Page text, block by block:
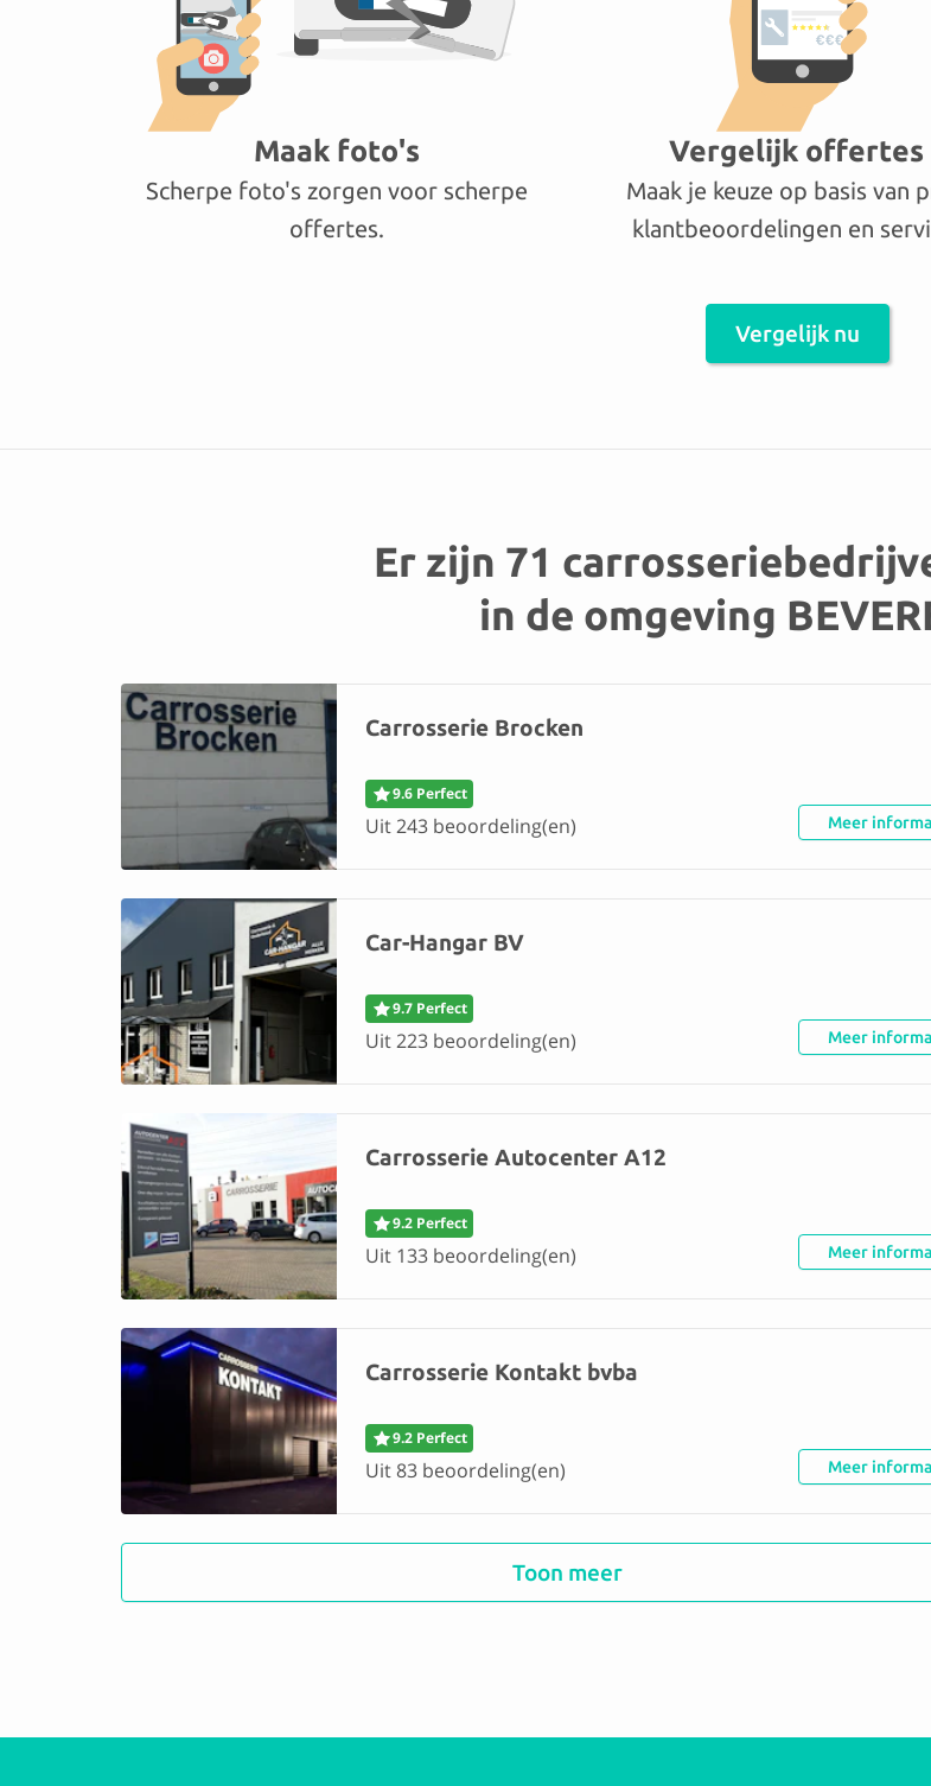
Maak foto's
Scherpe foto's zorgen voor scherpe
offertes.
Vergelijk offertes
Maak je keuze op basis van
klantbeoordelingen en
Vergelijk nu
Er zijn 71
in de omgeving
Carrosserie Brocken
9.6 Perfect
Uit 243 beoordeling(en) Meer
Car-Hangar BV
9.7 Perfect
Uit 223 beoordeling(en) Meer
Carrosserie Autocenter A12
9.2 Perfect
Uit 133 beoordeling(en) Meer
Carrosserie Kontakt bvba
9.2 Perfect
Uit 83 beoordeling(en) Meer
Autoschadebedrijf Parein
Toon meer